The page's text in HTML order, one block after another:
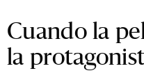
Cuando la
la